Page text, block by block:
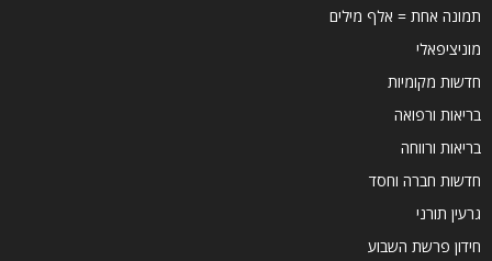
תמונה אחת = אלף מילים
מוניציפאלי
חדשות מקומיות
בריאות ורפואה
בריאות ורווחה
חדשות חברה וחסד
גרעין תורני
חידון פרשת השבוע